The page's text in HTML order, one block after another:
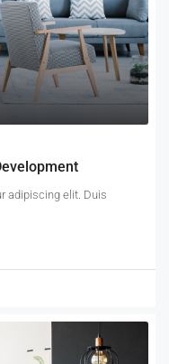
adipiscing elit. Duis